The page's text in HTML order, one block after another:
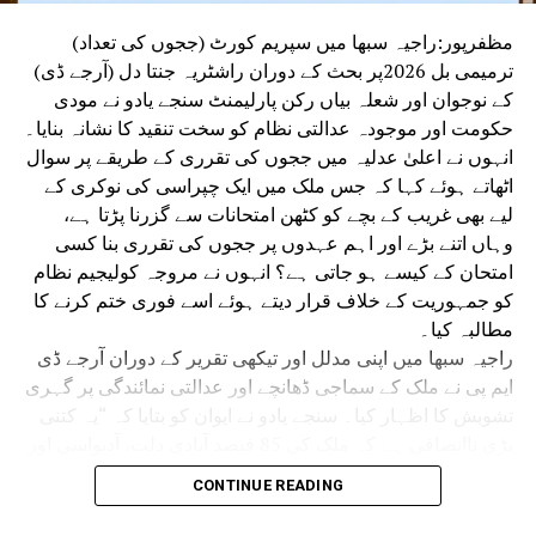
صورتحال کالیا جائزہ،سیلاب اور خشک سالی سے
نمٹنے کے تمام انتظامات وقت سے پہلے اور
معیاری طریقے سے مکمل کرنے کی دی ہدایت
مظفرپور:راجیہ سبھا میں سپریم کورٹ (ججوں کی تعداد)
ترمیمی بل 2026پر بحث کے دوران راشٹریہ جنتا دل (آرجے ڈی)
کے نوجوان اور شعلہ بیاں رکن پارلیمنٹ سنجے یادو نے مودی
حکومت اور موجودہ عدالتی نظام کو سخت تنقید کا نشانہ بنایا۔
انہوں نے اعلیٰ عدلیہ میں ججوں کی تقرری کے طریقے پر سوال
اٹھاتے ہوئے کہا کہ جس ملک میں ایک چپراسی کی نوکری کے
لیے بھی غریب کے بچے کو کٹھن امتحانات سے گزرنا پڑتا ہے،
وہاں اتنے بڑے اور اہم عہدوں پر ججوں کی تقرری بنا کسی
امتحان کے کیسے ہو جاتی ہے؟ انہوں نے مروجہ کولیجیم نظام
کو جمہوریت کے خلاف قرار دیتے ہوئے اسے فوری ختم کرنے کا
مطالبہ کیا۔
راجیہ سبھا میں اپنی مدلل اور تیکھی تقریر کے دوران آرجے ڈی
ایم پی نے ملک کے سماجی ڈھانچے اور عدالتی نمائندگی پر گہری
پسماندہ طبقات (او بی سی ایس سی ٹی) پر مشتمل ہے، لیکن
جب ہم اعلیٰ عدلیہ (ہائی کورٹس اور سپریم کورٹ) کی طرف
CONTINUE READING